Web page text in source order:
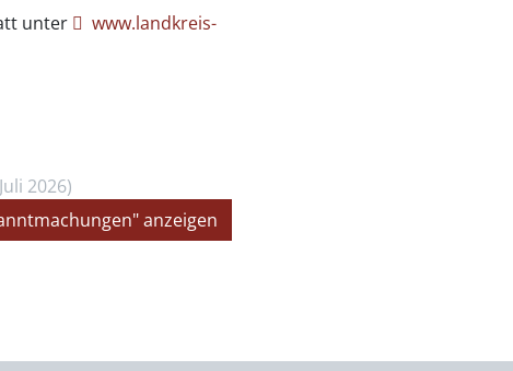
unter
www.landkreis-
2026)
anzeigen